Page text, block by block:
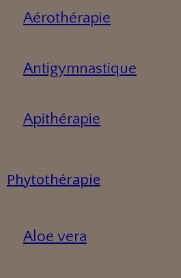
Aérothérapie
Antigymnastique
Apithérapie
Phytothérapie
Aloe vera